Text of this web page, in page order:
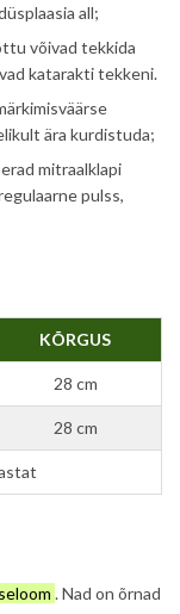
all;
võivad tekkida
katarakti tekkeni.
ära kurdistuda;
mitraalklapi
pulss,
KÕRGUS
28 cm
28 cm
. Nad on õrnad